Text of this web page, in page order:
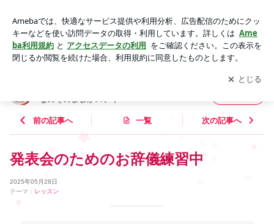
歌教室〜みんなのそのままがステキ〜
アプリをダウンロードして ブログの更新通知
を受け取りまし
ょう。
開く
なのそのままがステキ〜
前の記事へ 一覧 次の記事へ
発表会のためのお辞儀練習中
2025年05月28日
テーマ： レッスン